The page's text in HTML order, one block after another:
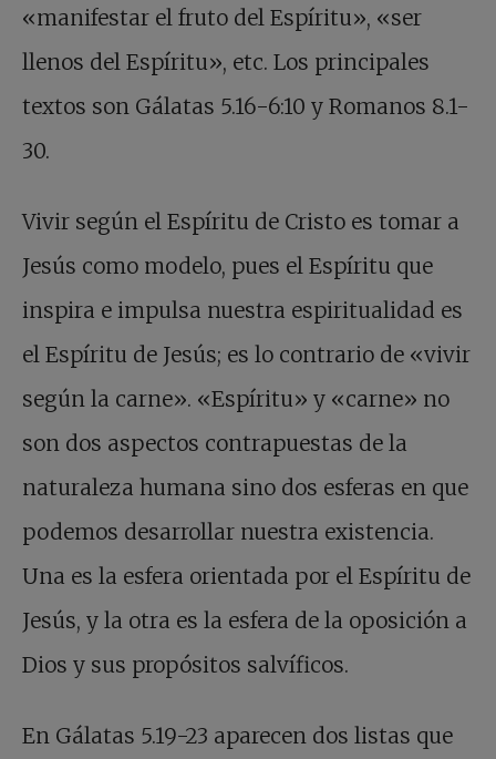
«manifestar el fruto del Espíritu», «ser
llenos del Espíritu», etc. Los principales
textos son Gálatas 5.16-6:10 y Romanos 8.1-
30.
Vivir según el Espíritu de Cristo es tomar a
Jesús como modelo, pues el Espíritu que
inspira e impulsa nuestra espiritualidad es
el Espíritu de Jesús; es lo contrario de «vivir
según la carne». «Espíritu» y «carne» no
son dos aspectos contrapuestas de la
naturaleza humana sino dos esferas en que
podemos desarrollar nuestra existencia.
Una es la esfera orientada por el Espíritu de
Jesús, y la otra es la esfera de la oposición a
Dios y sus propósitos salvíficos.
En Gálatas 5.19-23 aparecen dos listas que